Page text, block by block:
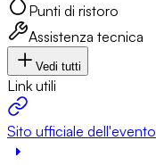
Punti di ristoro
Assistenza tecnica
Vedi tutti
Link utili
Sito ufficiale dell'evento